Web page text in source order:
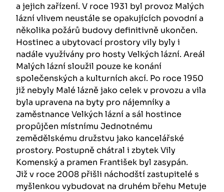
a jejich zařízení. V roce 1931 byl provoz Malých
lázní vlivem neustále se opakujících povodní a
několika požárů budovy definitivně ukončen.
Hostinec a ubytovací prostory vily byly i
nadále využívány pro hosty Velkých lázní. Areál
Malých lázní sloužil pouze ke konání
společenských a kulturních akcí. Po roce 1950
již nebyly Malé lázně jako celek v provozu a vila
byla upravena na byty pro nájemníky a
zaměstnance Velkých lázní a sál hostince
propůjčen místnímu Jednotnému
zemědělskému družstvu jako kancelářské
prostory. Postupně chátral i zbytek Vily
Komenský a pramen František byl zasypán.
Již v roce 2008 přišli náchodští zastupitelé s
myšlenkou vybudovat na druhém břehu Metuje